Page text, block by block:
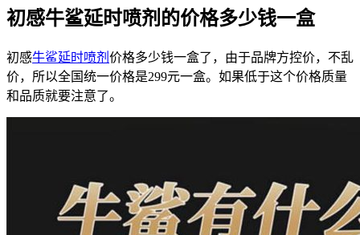
初感牛鲨延时喷剂的价格多少钱一盒
初感牛鲨延时喷剂 价格多少钱一盒了，由于品牌方控价，不乱
价，所以全国统一价格是299元一盒。如果低于这个价格质量
和品质就要注意了。